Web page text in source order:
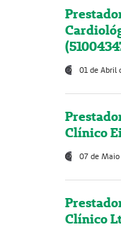
01 de Abril
Clínico
07 de Maio
Clínico